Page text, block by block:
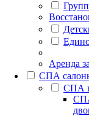
Аренда
СПА
СПА